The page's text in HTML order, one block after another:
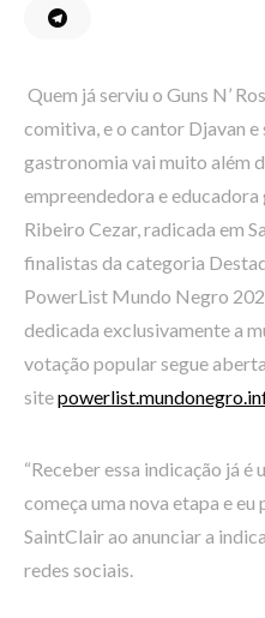
Quem já serviu o Guns N’
comitiva, e o cantor Djavan e
gastronomia vai muito além
empreendedora e
Ribeiro Cezar, radicada em
finalistas da categoria
PowerList Mundo Negro
dedicada exclusivamente a
votação popular segue
site
“Receber essa indicação já é
começa uma nova etapa e eu
SaintClair ao anunciar a
redes sociais.